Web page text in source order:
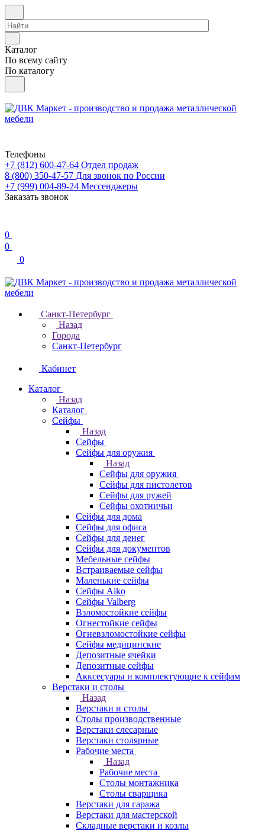
Каталог
По всему сайту
По каталогу
Телефоны
+7 (812) 600-47-64 Отдел продаж
8 (800) 350-47-57 Для звонок по России
+7 (999) 004-89-24 Мессенджеры
Заказать звонок
0
0
0
Санкт-Петербург
Назад
Города
Санкт-Петербург
Кабинет
Каталог
Назад
Каталог
Cейфы
Назад
Cейфы
Cейфы для оружия
Назад
Cейфы для оружия
Сейфы для пистолетов
Сейфы для ружей
Сейфы охотничьи
Cейфы для дома
Cейфы для офиса
Сейфы для денег
Сейфы для документов
Мебельные сейфы
Встраиваемые сейфы
Маленькие сейфы
Сейфы Aiko
Сейфы Valberg
Взломостойкие сейфы
Огнестойкие сейфы
Огневзломостойкие сейфы
Сейфы медицинские
Депозитные ячейки
Депозитные сейфы
Акксесуары и комплектующие к сейфам
Верстаки и столы
Назад
Верстаки и столы
Столы производственные
Верстаки слесарные
Верстаки столярные
Рабочие места
Назад
Рабочие места
Столы монтажника
Столы сварщика
Верстаки для гаража
Верстаки для мастерской
Складные верстаки и козлы